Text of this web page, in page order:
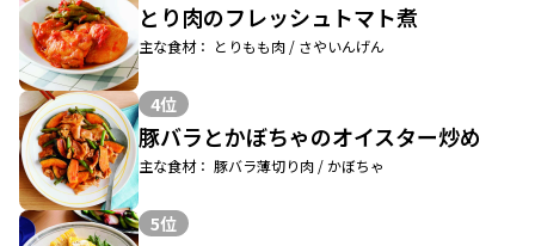
とり肉のフレッシュトマト煮
主な食材： とりもも肉 / さやいんげん
4位
豚バラとかぼちゃのオイスター炒め
主な食材： 豚バラ薄切り肉 / かぼちゃ
5位